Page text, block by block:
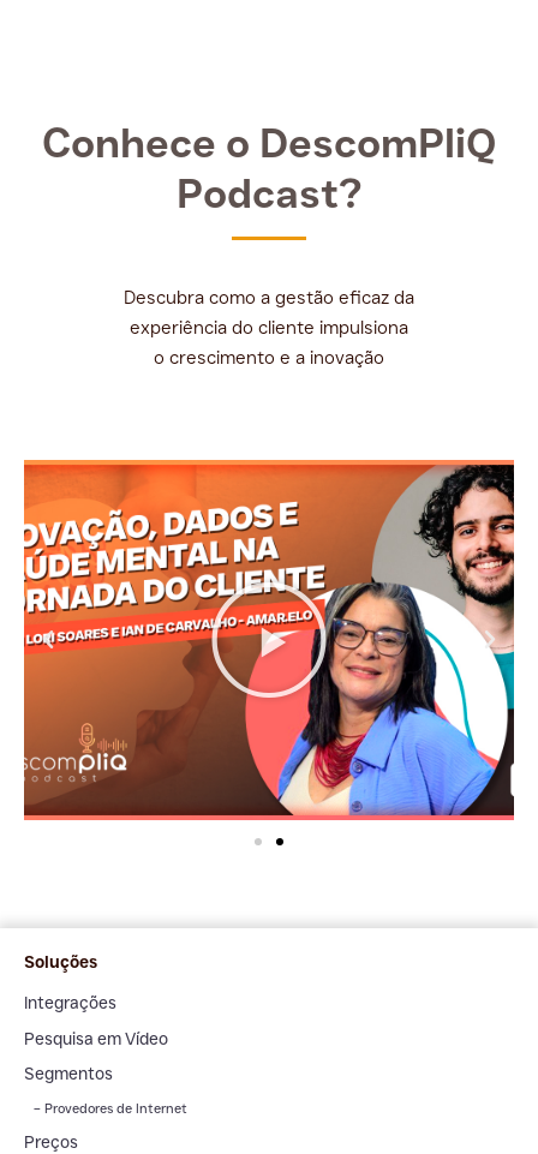
Conhece o DescomPliQ
Podcast?
Descubra como a gestão eficaz da
experiência do cliente impulsiona
o crescimento e a inovação
Soluções
Integrações
Pesquisa em Vídeo
Segmentos
– Provedores de Internet
Preços